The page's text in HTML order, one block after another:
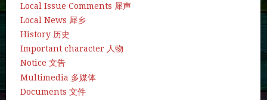
Local Issue Comments 犀声
Local News 犀乡
History 历史
Important character 人物
Notice 文告
Multimedia 多媒体
Documents 文件